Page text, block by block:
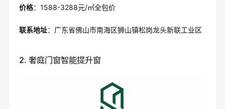
价格：1588-3288元/㎡全包价
联系地址：广东省佛山市南海区狮山镇松岗龙头新联工业区
2. 奢庭门窗智能提升窗